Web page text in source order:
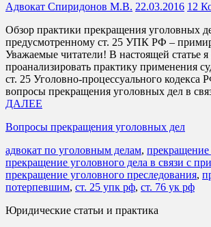
Адвокат Спиридонов М.В. 22.03.2016 12
Обзор практики прекращения уголовных
предусмотренному ст. 25 УПК РФ –
Уважаемые читатели! В настоящей статье я
проанализировать практику применения
ст. 25 Уголовно-процессуального кодекса
вопросы прекращения уголовных дел в
ДАЛЕЕ
Вопросы прекращения уголовных дел
адвокат по уголовным делам, прекращение
прекращение уголовного дела в связи с
прекращение уголовного преследования,
потерпевшим, ст. 25 упк рф, ст. 76 ук рф
Юридические статьи и практика